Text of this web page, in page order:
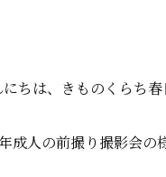
ちは、きものくらち春
成人の前撮り撮影会の